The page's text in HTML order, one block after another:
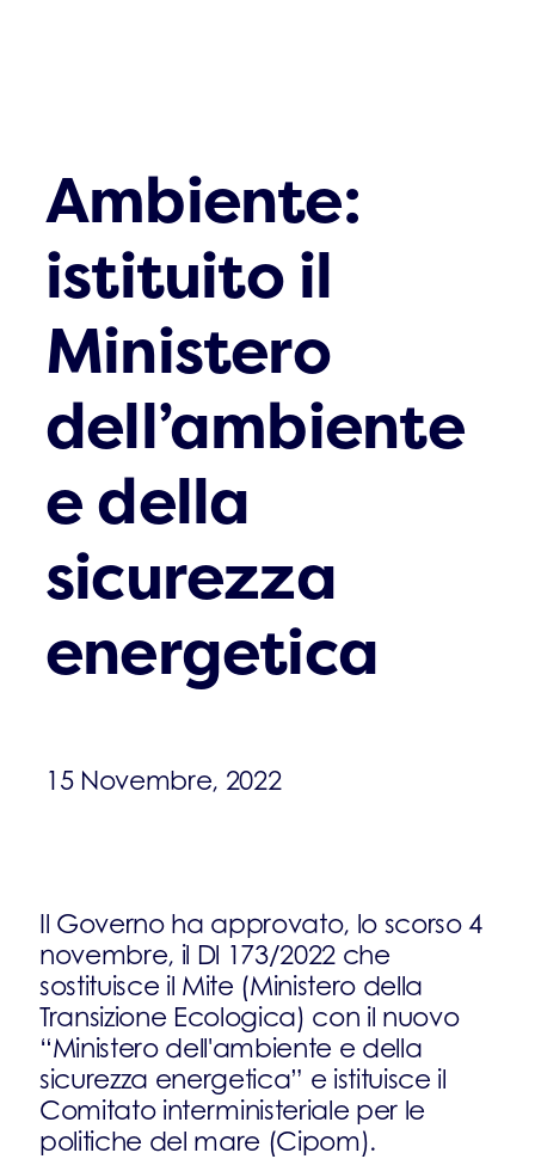
Ambiente:
istituito il
Ministero
dell’ambiente
e della
sicurezza
energetica
15 Novembre, 2022
Il Governo ha approvato, lo scorso 4
novembre, il Dl 173/2022 che
sostituisce il Mite (Ministero della
Transizione Ecologica) con il nuovo
“Ministero dell'ambiente e della
sicurezza energetica” e istituisce il
Comitato interministeriale per le
politiche del mare (Cipom).